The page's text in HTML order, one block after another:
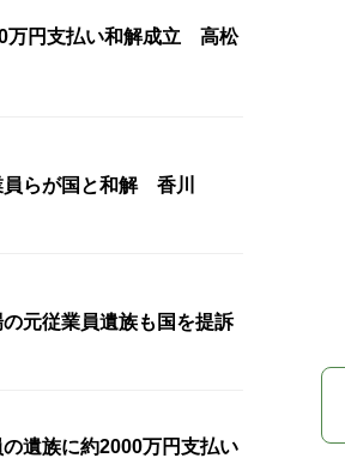
万円支払い和解成立 高松
らが国と和解 香川
元従業員遺族も国を提訴
遺族に約2000万円支払い